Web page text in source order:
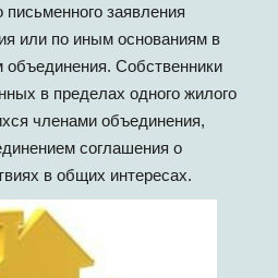
письменного заявления
или по иным основаниям в
объединения. Собственники
в пределах одного жилого
членами объединения,
соглашения о
в общих интересах.